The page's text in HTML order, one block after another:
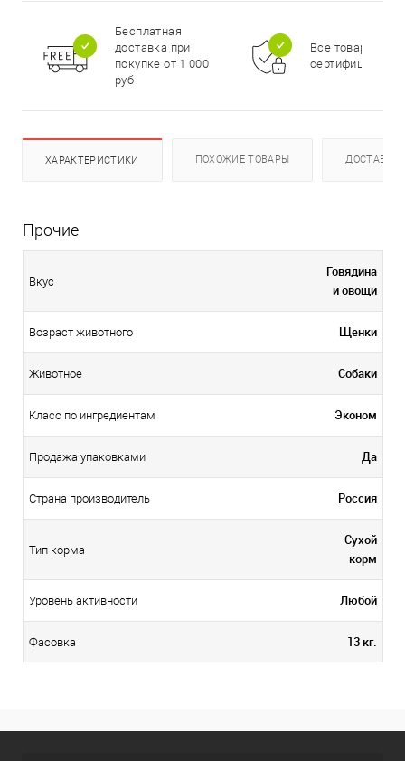
Бесплатная
доставка при
покупке от 1 000
руб
Все товары
ХАРАКТЕРИСТИКИ ПОХОЖИЕ ТОВАРЫ ДОСТАВКА
Прочие
Вкус
Говядина
и овощи
Возраст животного Щенки
Животное Собаки
Класс по ингредиентам Эконом
Продажа упаковками Да
Страна производитель Россия
Тип корма
Сухой
корм
Уровень активности Любой
Фасовка 13 кг.